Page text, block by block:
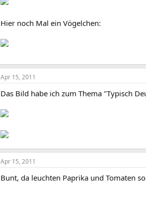
:
Hier noch Mal ein Vögelchen:
Apr 15, 2011
Das Bild habe ich zum Thema "Typisch
Apr 15, 2011
Bunt, da leuchten Paprika und Tomaten